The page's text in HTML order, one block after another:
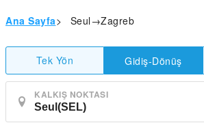
Ana Sayfa> Seul→Zagreb
Tek Yön Gidiş-Dönüş
KALKIŞ NOKTASI